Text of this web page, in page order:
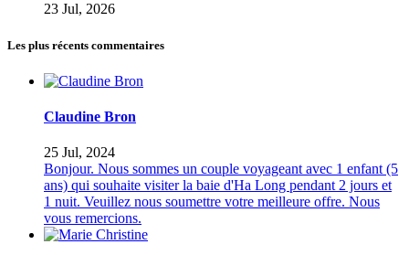
23 Jul, 2026
Les plus récents commentaires
Claudine Bron
25 Jul, 2024
Bonjour. Nous sommes un couple voyageant avec 1 enfant (5
ans) qui souhaite visiter la baie d'Ha Long pendant 2 jours et
1 nuit. Veuillez nous soumettre votre meilleure offre. Nous
vous remercions.